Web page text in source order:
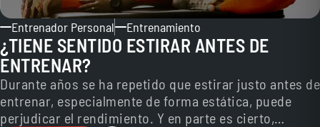
Entrenador Personal Entrenamiento
¿TIENE SENTIDO ESTIRAR ANTES DE
ENTRENAR?
Durante años se ha repetido que estirar justo antes de
entrenar, especialmente de forma estática, puede
perjudicar el rendimiento. Y en parte es cierto,…